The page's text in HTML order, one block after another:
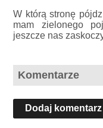
W którą stronę
mam zielonego
jeszcze nas
Komentarze
Dodaj komentarz